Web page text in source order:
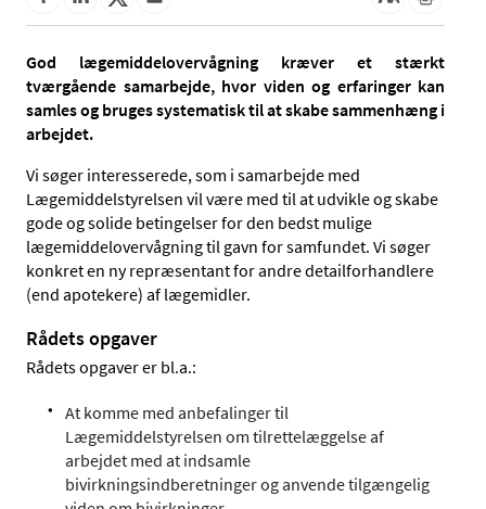
God lægemiddelovervågning kræver et stærkt
tværgående samarbejde, hvor viden og erfaringer kan
samles og bruges systematisk til at skabe sammenhæng i
arbejdet.
Vi søger interesserede, som i samarbejde med
Lægemiddelstyrelsen vil være med til at udvikle og skabe
gode og solide betingelser for den bedst mulige
lægemiddelovervågning til gavn for samfundet. Vi søger
konkret en ny repræsentant for andre detailforhandlere
(end apotekere) af lægemidler.
Rådets opgaver
Rådets opgaver er bl.a.:
At komme med anbefalinger til
Lægemiddelstyrelsen om tilrettelæggelse af
arbejdet med at indsamle
bivirkningsindberetninger og anvende tilgængelig